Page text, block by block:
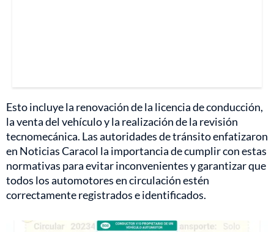
Esto incluye la renovación de la licencia de conducción,
la venta del vehículo y la realización de la revisión
tecnomecánica. Las autoridades de tránsito enfatizaron
en Noticias Caracol la importancia de cumplir con estas
normativas para evitar inconvenientes y garantizar que
todos los automotores en circulación estén
correctamente registrados e identificados.